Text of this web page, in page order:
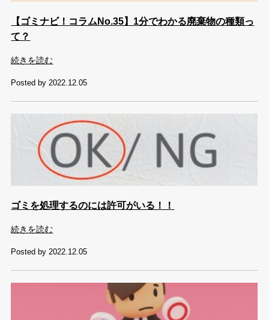
【ゴミナビ！コラムNo.35】1分でわかる廃棄物の種類っ
て？
続きを読む
Posted by 2022.12.05
ゴミを処理するのには許可がいる！！
続きを読む
Posted by 2022.12.05